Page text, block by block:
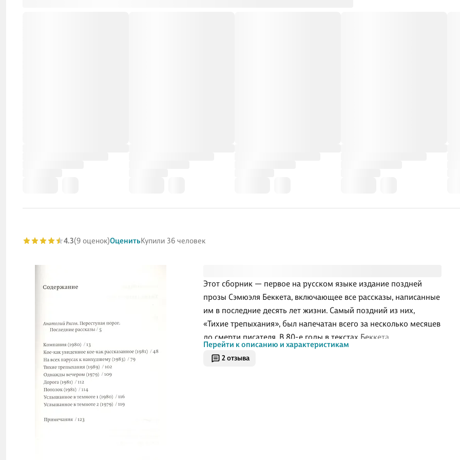
2 отзыва
Этот сборник — первое на русском языке издание поздней
прозы Сэмюэля Беккета, включающее все рассказы, написанные
им в последние десять лет жизни. Самый поздний из них,
«Тихие трепыхания», был напечатан всего за несколько месяцев
до смерти писателя. В 80-е годы в текстах Беккета
разворачивается новый способ высказывания. В повествовании,
которое поначалу кажется лишенным каких-либо красок,
Перейти к описанию и характеристикам
4.3(9 оценок)ОценитьКупили 36 человек